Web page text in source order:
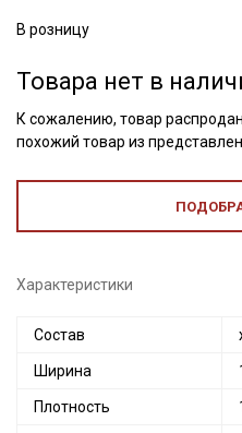
В розницу
Товара нет в
К сожалению, товар
похожий товар из
Характеристики
Состав
Ширина
Плотность